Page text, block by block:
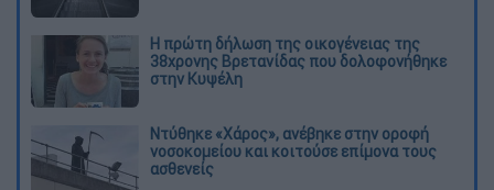
Η πρώτη δήλωση της οικογένειας της
38χρονης Βρετανίδας που δολοφονήθηκε
στην Κυψέλη
Ντύθηκε «Χάρος», ανέβηκε στην οροφή
νοσοκομείου και κοιτούσε επίμονα τους
ασθενείς